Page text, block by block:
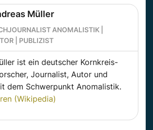
Müller
ANOMALISTIK |
| PUBLIZIST
ist ein deutscher Kornkreis-
Journalist, Autor und
dem Schwerpunkt Anomalistik.
(Wikipedia)